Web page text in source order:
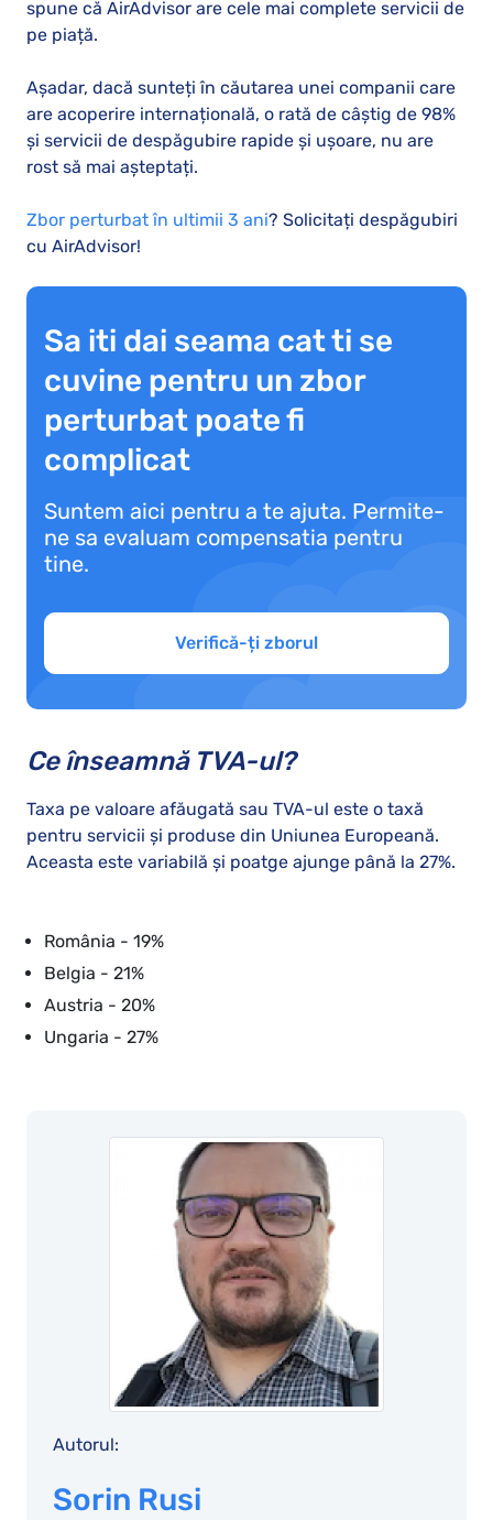
spune că AirAdvisor are cele mai complete servicii de
pe piață.
Așadar, dacă sunteți în căutarea unei companii care
are acoperire internațională, o rată de câștig de 98%
și servicii de despăgubire rapide și ușoare, nu are
rost să mai așteptați.
Zbor perturbat în ultimii 3 ani? Solicitați despăgubiri
cu AirAdvisor!
Sa iti dai seama cat ti se
cuvine pentru un zbor
perturbat poate fi
complicat
Suntem aici pentru a te ajuta. Permite-
ne sa evaluam compensatia pentru
tine.
Verifică-ți zborul
Ce înseamnă TVA-ul?
Taxa pe valoare afăugată sau TVA-ul este o taxă
pentru servicii și produse din Uniunea Europeană.
Aceasta este variabilă și poatge ajunge până la 27%.
România - 19%
Belgia - 21%
Austria - 20%
Ungaria - 27%
Autorul:
Sorin Rusi